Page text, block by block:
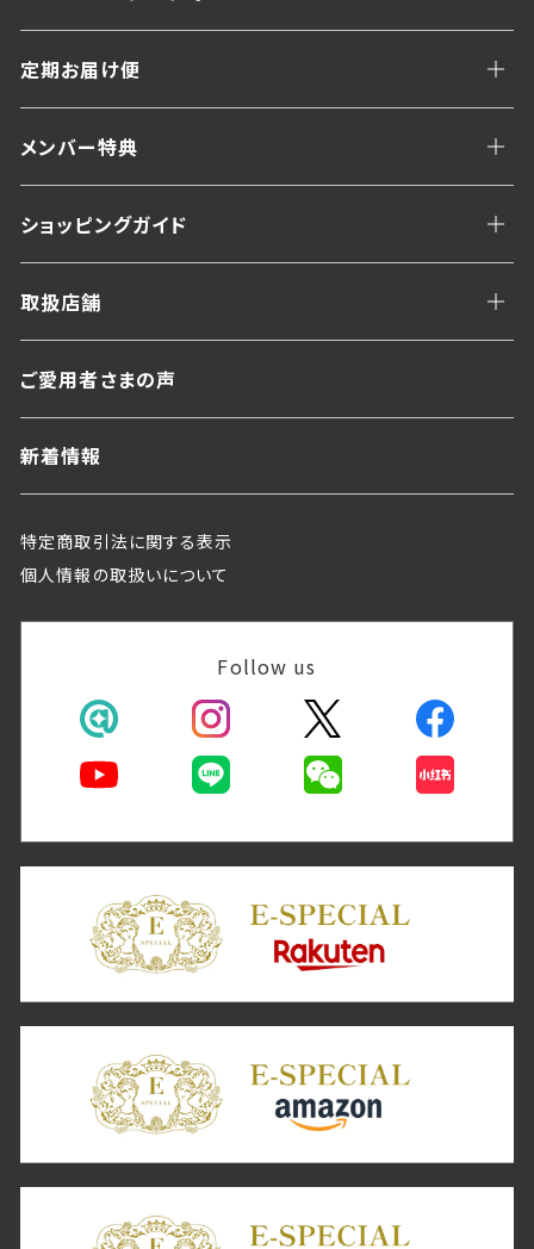
定期お届け便
メンバー特典
ショッピングガイド
取扱店舗
ご愛用者さまの声
新着情報
Follow us
特定商取引法に関する表示
個人情報の取扱いについて